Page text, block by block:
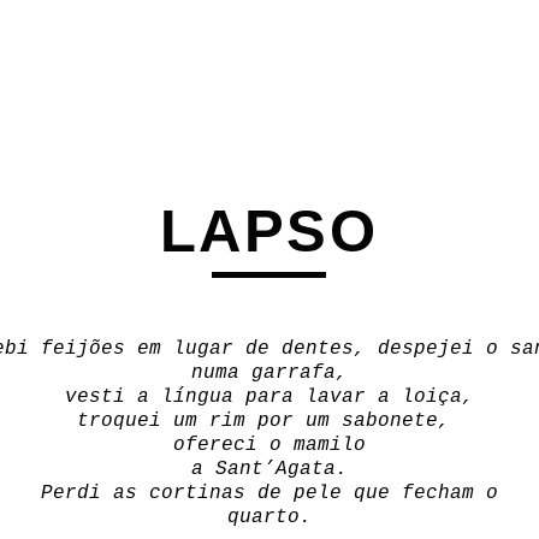
LAPSO
feijões em lugar de dentes, despejei o
numa garrafa,
vesti a língua para lavar a loiça,
troquei um rim por um sabonete,
ofereci o mamilo
a Sant’Agata.
Perdi as cortinas de pele que fecham o
quarto.